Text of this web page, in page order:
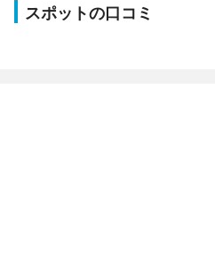
スポットの口コミ